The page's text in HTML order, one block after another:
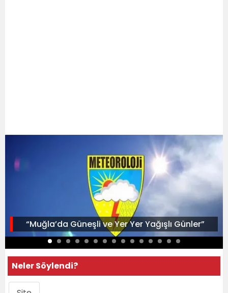
“Muğla’da Güneşli ve Yer Yer Yağışlı Günler”
Neler Söylendi?